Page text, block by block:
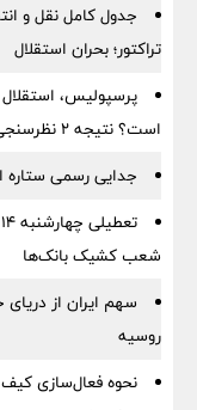
جدول کامل نقل و
تراکتور؛ بحران استقلال
پرسپولیس، استقلال
است؟ نتیجه ۲ نظرسنجی بزرگ
جدایی رسمی ستاره
شعب کشیک بانک‌ها
سهم ایران از
روسیه